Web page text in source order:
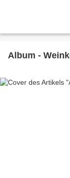
Album -